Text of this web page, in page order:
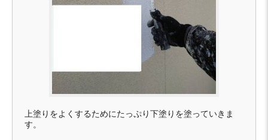
上塗りをよくするためにたっぷり下塗りを塗っていきま
す。